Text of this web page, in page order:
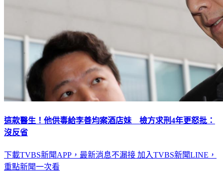
這款醫生！他供毒給李善均案酒店妹 檢方求刑4年更怒批：
沒反省
下載TVBS新聞APP，最新消息不漏接 加入TVBS新聞LINE，
重點新聞一次看